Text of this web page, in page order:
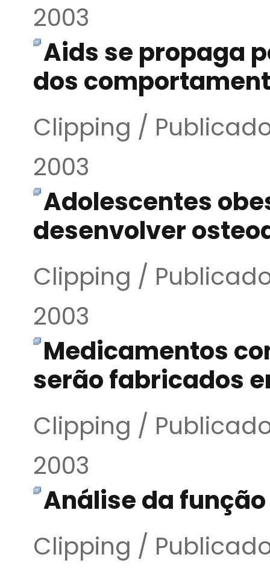
2003
Aids se propaga
dos
Clipping /
2003
Adolescentes
desenvolver
Clipping /
2003
Medicamentos
serão fabricados
Clipping /
2003
Análise da
Clipping /